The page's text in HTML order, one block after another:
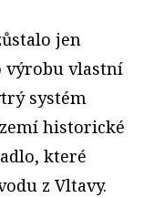
jen
výrobu vlastní
systém
historické
které
z Vltavy.